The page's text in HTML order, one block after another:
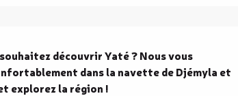
découvrir Yaté ? Nous vous
dans la navette de Djémyla et
explorez la région !